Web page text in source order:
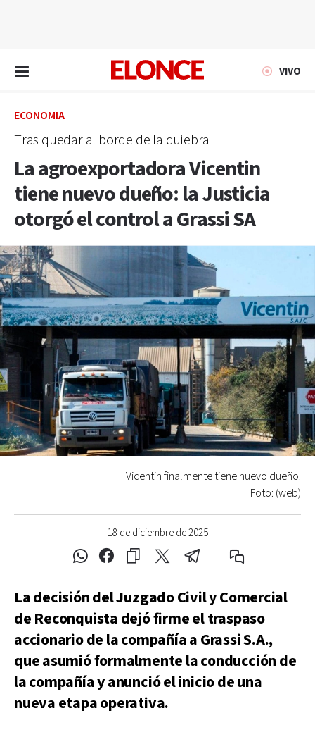
VIVO
ECONOMÍA
Tras quedar al borde de la quiebra
La agroexportadora Vicentin
tiene nuevo dueño: la Justicia
otorgó el control a Grassi SA
18 de diciembre de 2025
Vicentin finalmente tiene nuevo dueño.
Foto: (web)
La decisión del Juzgado Civil y Comercial
de Reconquista dejó firme el traspaso
accionario de la compañía a Grassi S.A.,
que asumió formalmente la conducción de
la compañía y anunció el inicio de una
nueva etapa operativa.